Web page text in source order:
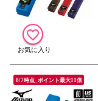
8/7時点_ポイント最大11倍